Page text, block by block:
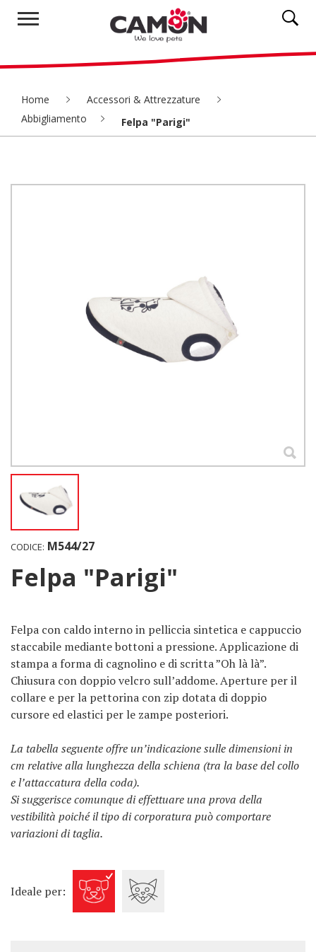
Home
Accessori & Attrezzature
Abbigliamento
Felpa "Parigi"
CODICE: M544/27
Felpa "Parigi"
Felpa con caldo interno in pelliccia sintetica e cappuccio
staccabile mediante bottoni a pressione. Applicazione di
stampa a forma di cagnolino e di scritta ”Oh là là”.
Chiusura con doppio velcro sull’addome. Aperture per il
collare e per la pettorina con zip dotata di doppio
cursore ed elastici per le zampe posteriori.
La tabella seguente offre un’indicazione sulle dimensioni in
cm relative alla lunghezza della schiena (tra la base del collo
e l’attaccatura della coda).
Si suggerisce comunque di effettuare una prova della
vestibilità poiché il tipo di corporatura può comportare
variazioni di taglia.
Ideale per: